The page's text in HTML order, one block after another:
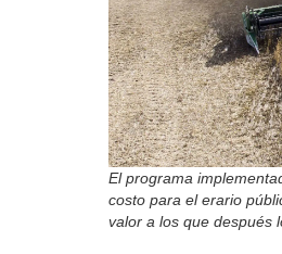
El programa
costo para el erario
valor a los que después